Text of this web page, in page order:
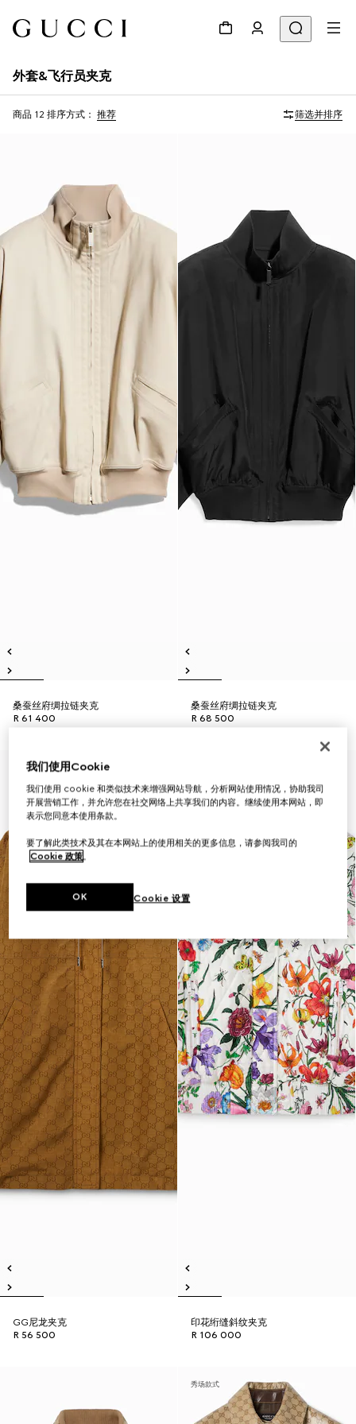
外套&飞行员夹克
商品 12 排序方式： 推荐 筛选并排序
桑蚕丝府绸拉链夹克
R 61 400
桑蚕丝府绸拉链夹克
R 68 500
GG尼龙夹克
R 56 500
印花绗缝斜纹夹克
R 106 000
秀场款式
我们使用Cookie
我们使用 cookie 和类似技术来增强网站导航，分析网站使用情况，协助我司
开展营销工作，并允许您在社交网络上共享我们的内容。继续使用本网站，即
表示您同意本使用条款。
要了解此类技术及其在本网站上的使用相关的更多信息，请参阅我司的
Cookie 政策。
Cookie 设置
OK